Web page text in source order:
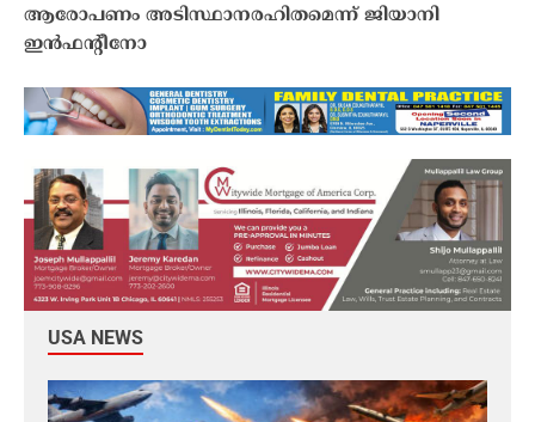
ആരോപണം അടിസ്ഥാനരഹിതമെന്ന് ജിയാനി
ഇൻഫൻ്റീനോ
USA NEWS